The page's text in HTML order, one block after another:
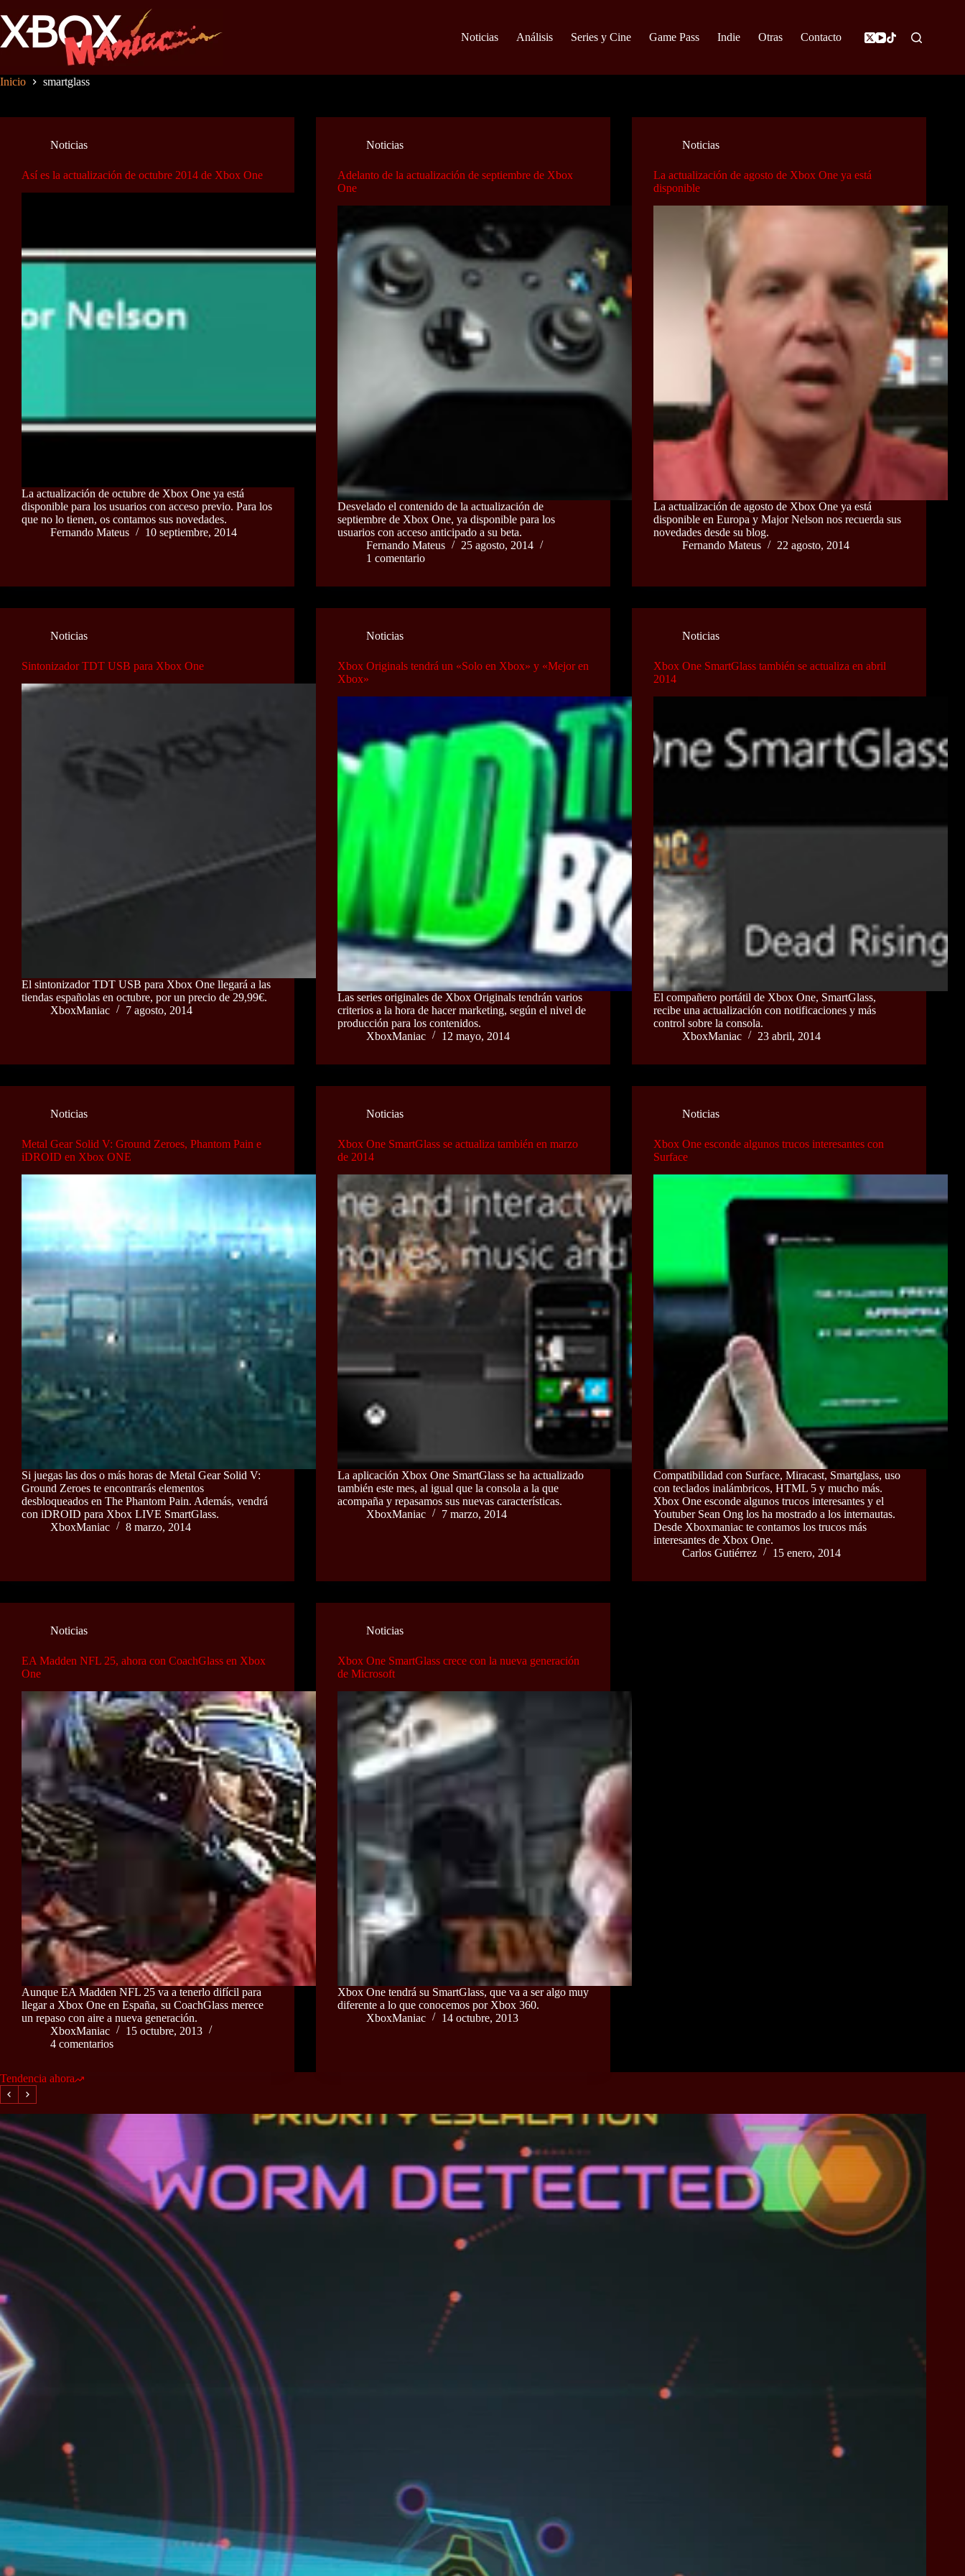
al
contenido
Noticias Análisis Series y Cine Game Pass Indie Otras Contacto
Inicio smartglass
Noticias
Así es la actualización de octubre 2014 de Xbox One
La actualización de octubre de Xbox One ya está
disponible para los usuarios con acceso previo. Para los
que no lo tienen, os contamos sus novedades.
Fernando Mateus
10 septiembre, 2014
Noticias
Adelanto de la actualización de septiembre de Xbox
One
Desvelado el contenido de la actualización de
septiembre de Xbox One, ya disponible para los
usuarios con acceso anticipado a su beta.
Fernando Mateus
25 agosto, 2014
1 comentario
Noticias
La actualización de agosto de Xbox One ya está
disponible
La actualización de agosto de Xbox One ya está
disponible en Europa y Major Nelson nos recuerda sus
novedades desde su blog.
Fernando Mateus
22 agosto, 2014
Noticias
Sintonizador TDT USB para Xbox One
El sintonizador TDT USB para Xbox One llegará a las
tiendas españolas en octubre, por un precio de 29,99€.
XboxManiac
7 agosto, 2014
Noticias
Xbox Originals tendrá un «Solo en Xbox» y «Mejor en
Xbox»
Las series originales de Xbox Originals tendrán varios
criterios a la hora de hacer marketing, según el nivel de
producción para los contenidos.
XboxManiac
12 mayo, 2014
Noticias
Xbox One SmartGlass también se actualiza en abril
2014
El compañero portátil de Xbox One, SmartGlass,
recibe una actualización con notificaciones y más
control sobre la consola.
XboxManiac
23 abril, 2014
Noticias
Metal Gear Solid V: Ground Zeroes, Phantom Pain e
iDROID en Xbox ONE
Si juegas las dos o más horas de Metal Gear Solid V:
Ground Zeroes te encontrarás elementos
desbloqueados en The Phantom Pain. Además, vendrá
con iDROID para Xbox LIVE SmartGlass.
XboxManiac
8 marzo, 2014
Noticias
Xbox One SmartGlass se actualiza también en marzo
de 2014
La aplicación Xbox One SmartGlass se ha actualizado
también este mes, al igual que la consola a la que
acompaña y repasamos sus nuevas características.
XboxManiac
7 marzo, 2014
Noticias
Xbox One esconde algunos trucos interesantes con
Surface
Compatibilidad con Surface, Miracast, Smartglass, uso
con teclados inalámbricos, HTML 5 y mucho más.
Xbox One esconde algunos trucos interesantes y el
Youtuber Sean Ong los ha mostrado a los internautas.
Desde Xboxmaniac te contamos los trucos más
interesantes de Xbox One.
Carlos Gutiérrez
15 enero, 2014
Noticias
EA Madden NFL 25, ahora con CoachGlass en Xbox
One
Aunque EA Madden NFL 25 va a tenerlo difícil para
llegar a Xbox One en España, su CoachGlass merece
un repaso con aire a nueva generación.
XboxManiac
15 octubre, 2013
4 comentarios
Noticias
Xbox One SmartGlass crece con la nueva generación
de Microsoft
Xbox One tendrá su SmartGlass, que va a ser algo muy
diferente a lo que conocemos por Xbox 360.
XboxManiac
14 octubre, 2013
Tendencia ahora